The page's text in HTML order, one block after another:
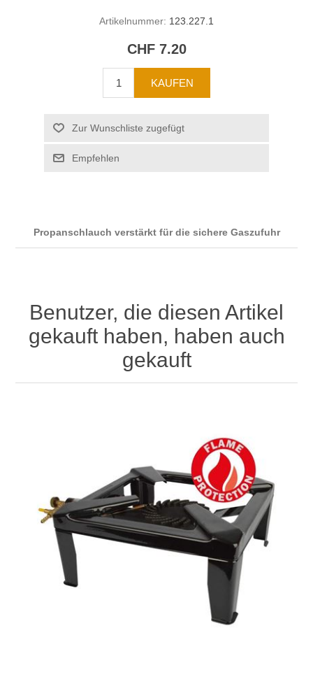
Artikelnummer: 123.227.1
CHF 7.20
Propanschlauch verstärkt für die sichere Gaszufuhr
Benutzer, die diesen Artikel
gekauft haben, haben auch
gekauft